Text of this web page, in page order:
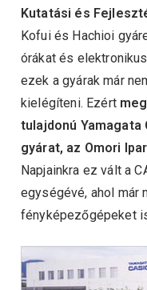
Kutatási és
Kofui és Hachioi
órákat és
ezek a gyárak már
kielégíteni. Ezért
tulajdonú Yamagata
gyárat, az Omori
Napjainkra ez vált a
egységévé, ahol
fényképezőgépeket